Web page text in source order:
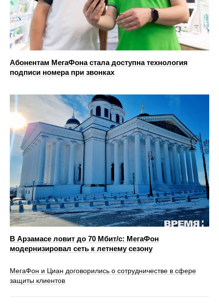
Абонентам МегаФона стала доступна технология
подписи номера при звонках
В Арзамасе ловит до 70 Мбит/с: МегаФон
модернизировал сеть к летнему сезону
МегаФон и Циан договорились о сотрудничестве в сфере
защиты клиентов